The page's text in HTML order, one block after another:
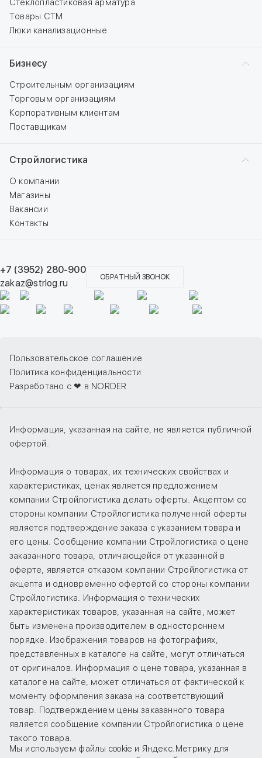
Стеклопластиковая арматура
Товары СТМ
Люки канализационные
Бизнесу
Строительным организациям
Торговым организациям
Корпоративным клиентам
Поставщикам
Стройлогистика
О компании
Магазины
Вакансии
Контакты
+7 (3952) 280-900
zakaz@strlog.ru
ОБРАТНЫЙ ЗВОНОК
Пользовательское соглашение
Политика конфиденциальности
Разработано с ❤ в NORDER
Информация, указанная на сайте, не является публичной
офертой.
Информация о товарах, их технических свойствах и
характеристиках, ценах является предложением
компании Стройлогистика делать оферты. Акцептом со
стороны компании Стройлогистика полученной оферты
является подтверждение заказа с указанием товара и
его цены. Сообщение компании Стройлогистика о цене
заказанного товара, отличающейся от указанной в
оферте, является отказом компании Стройлогистика от
акцепта и одновременно офертой со стороны компании
Стройлогистика. Информация о технических
характеристиках товаров, указанная на сайте, может
быть изменена производителем в одностороннем
порядке. Изображения товаров на фотографиях,
представленных в каталоге на сайте, могут отличаться
от оригиналов. Информация о цене товара, указанная в
каталоге на сайте, может отличаться от фактической к
моменту оформления заказа на соответствующий
товар. Подтверждением цены заказанного товара
является сообщение компании Стройлогистика о цене
такого товара.
Мы используем файлы cookie и Яндекс.Метрику для